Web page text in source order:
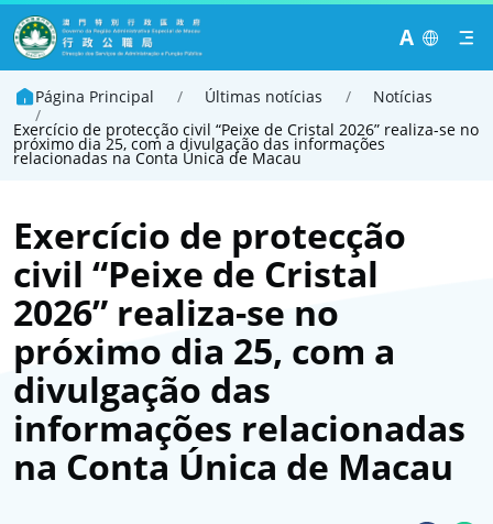
A
Página Principal / Últimas notícias /
Notícias
/
Exercício de protecção civil “Peixe de Cristal 2026” realiza-se no
próximo dia 25, com a divulgação das informações
relacionadas na Conta Única de Macau
Exercício de protecção
civil “Peixe de Cristal
2026” realiza-se no
próximo dia 25, com a
divulgação das
informações relacionadas
na Conta Única de Macau